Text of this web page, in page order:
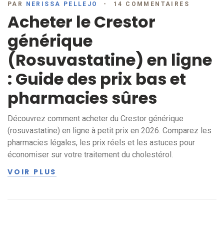
PAR NERISSA PELLEJO 14 COMMENTAIRES
Acheter le Crestor
générique
(Rosuvastatine) en ligne
: Guide des prix bas et
pharmacies sûres
Découvrez comment acheter du Crestor générique
(rosuvastatine) en ligne à petit prix en 2026. Comparez les
pharmacies légales, les prix réels et les astuces pour
économiser sur votre traitement du cholestérol.
VOIR PLUS